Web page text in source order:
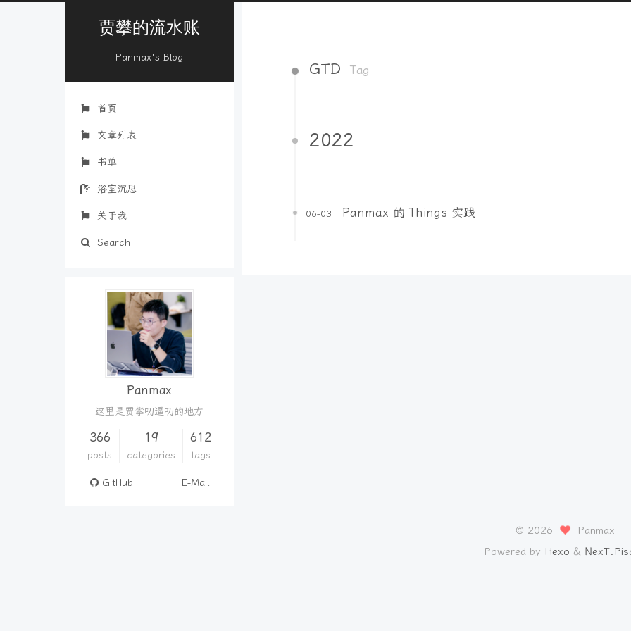
贾攀的流水账
Panmax's Blog
首页
文章列表
书单
浴室沉思
关于我
Search
GTD Tag
2022
06-03 Panmax 的 Things 实践
Panmax
这里是贾攀叨逼叨的地方
366
posts
19
categories
612
tags
GitHub E-Mail
© 2026
Panmax
Powered by Hexo &